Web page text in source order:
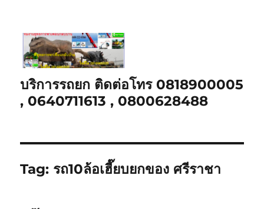
บริการรถยก ติดต่อโทร 0818900005
, 0640711613 , 0800628488
Tag: รถ10ล้อเฮี๊ยบยกของ ศรีราชา